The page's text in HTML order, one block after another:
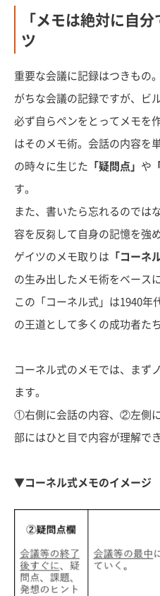
「メモは絶対に自
ツ
重要な会議に記録はつきもの
がちな会議の記録ですが、ビ
必ず自らペンをとってメモを
はそのメモ術。会話の内容を
の時々に生じた 「疑問点」 や
す。
また、書いたら忘れるのでは
容を反芻して自身の記憶を強
ゲイツのメモ取りは 「コーネ
の生み出したメモ術をベース
この「コーネル式」は1940
の王道として多くの成功者た
コーネル式のメモでは、まず
ます。
①右側に会話の内容、②左側
部にはひと目で内容が理解で
▼コーネル式メモのイメージ